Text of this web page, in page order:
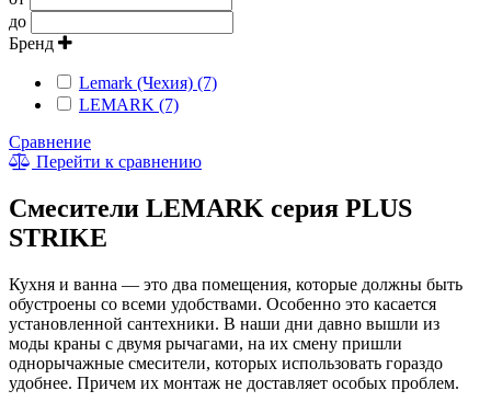
до
Бренд
Lemark (Чехия) (7)
LEMARK (7)
Сравнение
Перейти к сравнению
Смесители LEMARK серия PLUS
STRIKE
Кухня и ванна — это два помещения, которые должны быть
обустроены со всеми удобствами. Особенно это касается
установленной сантехники. В наши дни давно вышли из
моды краны с двумя рычагами, на их смену пришли
однорычажные смесители, которых использовать гораздо
удобнее. Причем их монтаж не доставляет особых проблем.